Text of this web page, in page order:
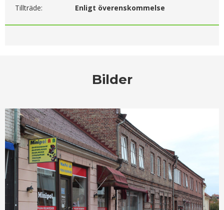
Tillträde:
Enligt överenskommelse
Bilder